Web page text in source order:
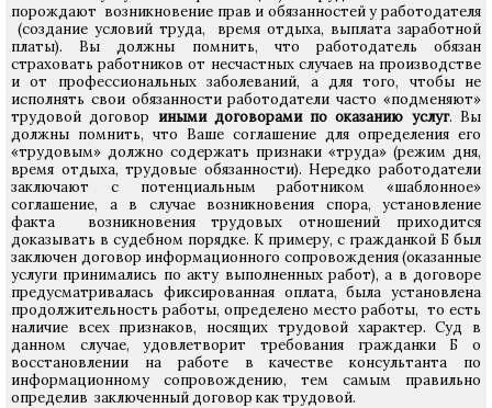
порождают возникновение прав и обязанностей у работодателя
(создание условий труда, время отдыха, выплата заработной
платы). Вы должны помнить, что работодатель обязан
страховать работников от несчастных случаев на производстве
и от профессиональных заболеваний, а для того, чтобы не
исполнять свои обязанности работодатели часто «подменяют»
трудовой договор иными договорами по оказанию услуг. Вы
должны помнить, что Ваше соглашение для определения его
«трудовым» должно содержать признаки «труда» (режим дня,
время отдыха, трудовые обязанности). Нередко работодатели
заключают с потенциальным работником «шаблонное»
соглашение, а в случае возникновения спора, установление
факта возникновения трудовых отношений приходится
доказывать в судебном порядке. К примеру, с гражданкой Б был
заключен договор информационного сопровождения (оказанные
услуги принимались по акту выполненных работ), а в договоре
предусматривалась фиксированная оплата, была установлена
продолжительность работы, определено место работы, то есть
наличие всех признаков, носящих трудовой характер. Суд в
данном случае, удовлетворит требования гражданки Б о
восстановлении на работе в качестве консультанта по
информационному сопровождению, тем самым правильно
определив заключенный договор как трудовой.